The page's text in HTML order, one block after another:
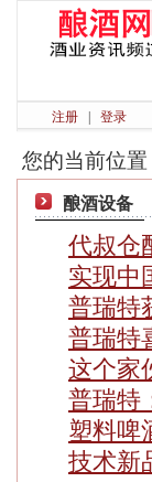
注册 登录
您的当前位置
酿酒设备
代叔仓
实现中
普瑞特
普瑞特
这个家
普瑞特
塑料啤
技术新